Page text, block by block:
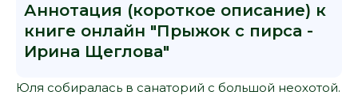
Аннотация (короткое описание) к
книге онлайн "Прыжок с пирса -
Ирина Щеглова"
Юля собиралась в санаторий с большой неохотой.